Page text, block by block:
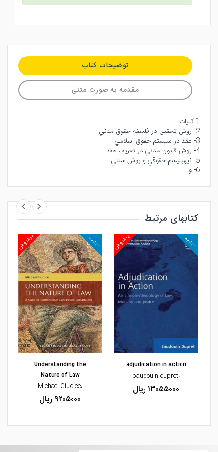
توضیحات کتاب
مقدمه به صورت متنی
1-كليات
2- روش تحقيق در فلسفه حقوق مدني
3- عقد در سيستم حقوق اسلامي
4- روش قانون مدني در تعريف عقد
5- نيهيليسم حقوقي و روش سنتي
6- و
کتابهای مرتبط
مشاهده و خرید
پرفروش جدید
مشاهده و خرید
adjudication in action
،baudouin dupret
۱۳۰۵۵۰۰۰ ریال
پرفروش جدید
Understanding the
Nature of Law
،Michael Giudice
۹۲۰۵۰۰۰ ریال